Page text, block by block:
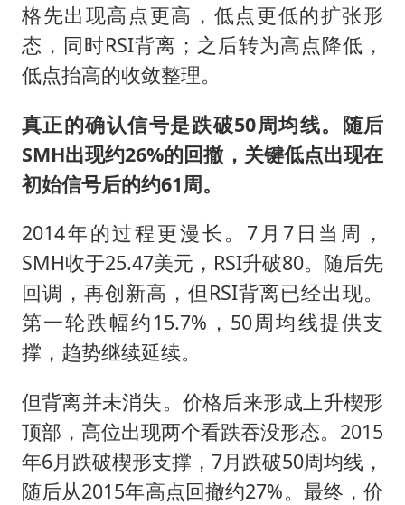
格先出现高点更高，低点更低的扩张形
态，同时RSI背离；之后转为高点降低，
低点抬高的收敛整理。
真正的确认信号是跌破50周均线。随后
SMH出现约26%的回撤，关键低点出现在
初始信号后的约61周。
2014年的过程更漫长。7月7日当周，
SMH收于25.47美元，RSI升破80。随后先
回调，再创新高，但RSI背离已经出现。
第一轮跌幅约15.7%，50周均线提供支
撑，趋势继续延续。
但背离并未消失。价格后来形成上升楔形
顶部，高位出现两个看跌吞没形态。2015
年6月跌破楔形支撑，7月跌破50周均线，
随后从2015年高点回撤约27%。最终，价